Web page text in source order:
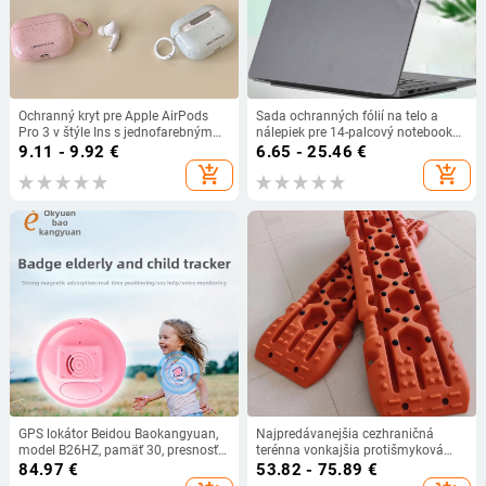
Ochranný kryt pre Apple AirPods
Pro 3 v štýle Ins s jednofarebným
dizajnom splash ink
9.11 - 9.92 €
add_shopping_cart
Sada ochranných fólií na telo a
nálepiek pre 14-palcový notebook
Lenovo Pro14 (2024)
6.65 - 25.46 €
add_shopping_cart
GPS lokátor Beidou Baokangyuan,
model B26HZ, pamäť 30, presnosť
GPS 0–30 m, poplachové režimy:
vibrácie, SOS, mobilný, oplotenie,
84.97 €
Najpredávanejšia cezhraničná
terénna vonkajšia protišmyková
doska pre autá, snehové sedimenty,
53.82 - 75.89 €